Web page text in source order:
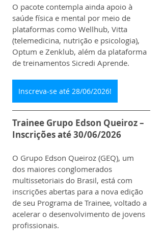
O pacote contempla ainda apoio à
saúde física e mental por meio de
plataformas como Wellhub, Vitta
(telemedicina, nutrição e psicologia),
Optum e Zenklub, além da plataforma
de treinamentos Sicredi Aprende.
Inscreva-se até 28/06/2026!
Trainee Grupo Edson Queiroz –
Inscrições até 30/06/2026
O Grupo Edson Queiroz (GEQ), um
dos maiores conglomerados
multissetoriais do Brasil, está com
inscrições abertas para a nova edição
de seu Programa de Trainee, voltado a
acelerar o desenvolvimento de jovens
profissionais.